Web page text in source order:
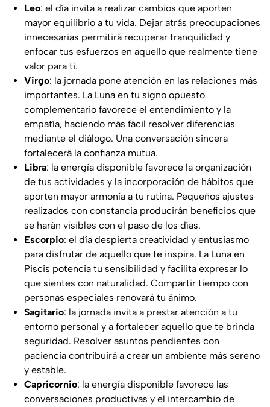
Leo: el día invita a realizar cambios que aporten
mayor equilibrio a tu vida. Dejar atrás preocupaciones
innecesarias permitirá recuperar tranquilidad y
enfocar tus esfuerzos en aquello que realmente tiene
valor para ti.
Virgo: la jornada pone atención en las relaciones más
importantes. La Luna en tu signo opuesto
complementario favorece el entendimiento y la
empatía, haciendo más fácil resolver diferencias
mediante el diálogo. Una conversación sincera
fortalecerá la confianza mutua.
Libra: la energía disponible favorece la organización
de tus actividades y la incorporación de hábitos que
aporten mayor armonía a tu rutina. Pequeños ajustes
realizados con constancia producirán beneficios que
se harán visibles con el paso de los días.
Escorpio: el día despierta creatividad y entusiasmo
para disfrutar de aquello que te inspira. La Luna en
Piscis potencia tu sensibilidad y facilita expresar lo
que sientes con naturalidad. Compartir tiempo con
personas especiales renovará tu ánimo.
Sagitario: la jornada invita a prestar atención a tu
entorno personal y a fortalecer aquello que te brinda
seguridad. Resolver asuntos pendientes con
paciencia contribuirá a crear un ambiente más sereno
y estable.
Capricornio: la energía disponible favorece las
conversaciones productivas y el intercambio de